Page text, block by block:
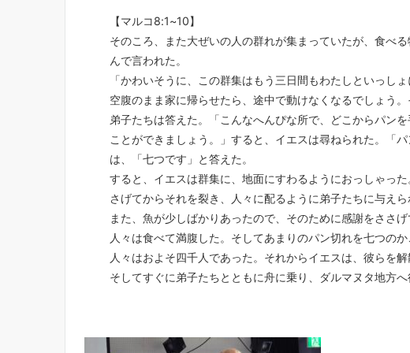
【マルコ8:1~10】
そのころ、また大ぜいの人の群れが集まっていたが、食べ
んで言われた。
「かわいそうに、この群集はもう三日間もわたしといっし
空腹のまま家に帰らせたら、途中で動けなくなるでしょう
弟子たちは答えた。「こんなへんぴな所で、どこからパン
ことができましょう。」すると、イエスは尋ねられた。「
は、「七つです」と答えた。
すると、イエスは群集に、地面にすわるようにおっしゃっ
さげてからそれを裂き、人々に配るように弟子たちに与え
また、魚が少しばかりあったので、そのために感謝をささ
人々は食べて満腹した。そしてあまりのパン切れを七つのか
人々はおよそ四千人であった。それからイエスは、彼らを解
そしてすぐに弟子たちとともに舟に乗り、ダルマヌタ地方へ